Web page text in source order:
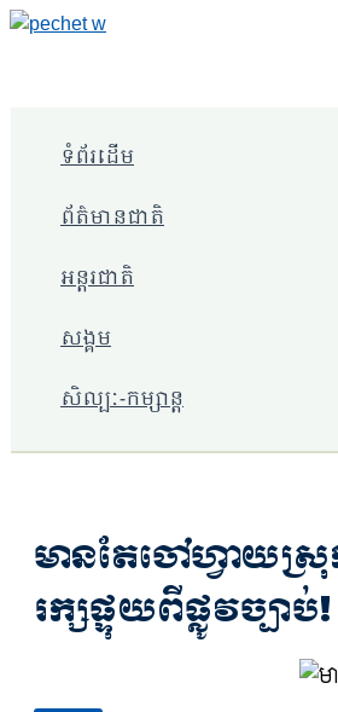
Skip
ទំព័រដើម
ព័ត៌មានជាតិ
អន្តរជាតិ
សង្គម
សិល្បៈ-កម្សាន្ត
មានតែចៅហ្វាយស្
រក្សផ្ទុយពីផ្លូវច្បាប់!